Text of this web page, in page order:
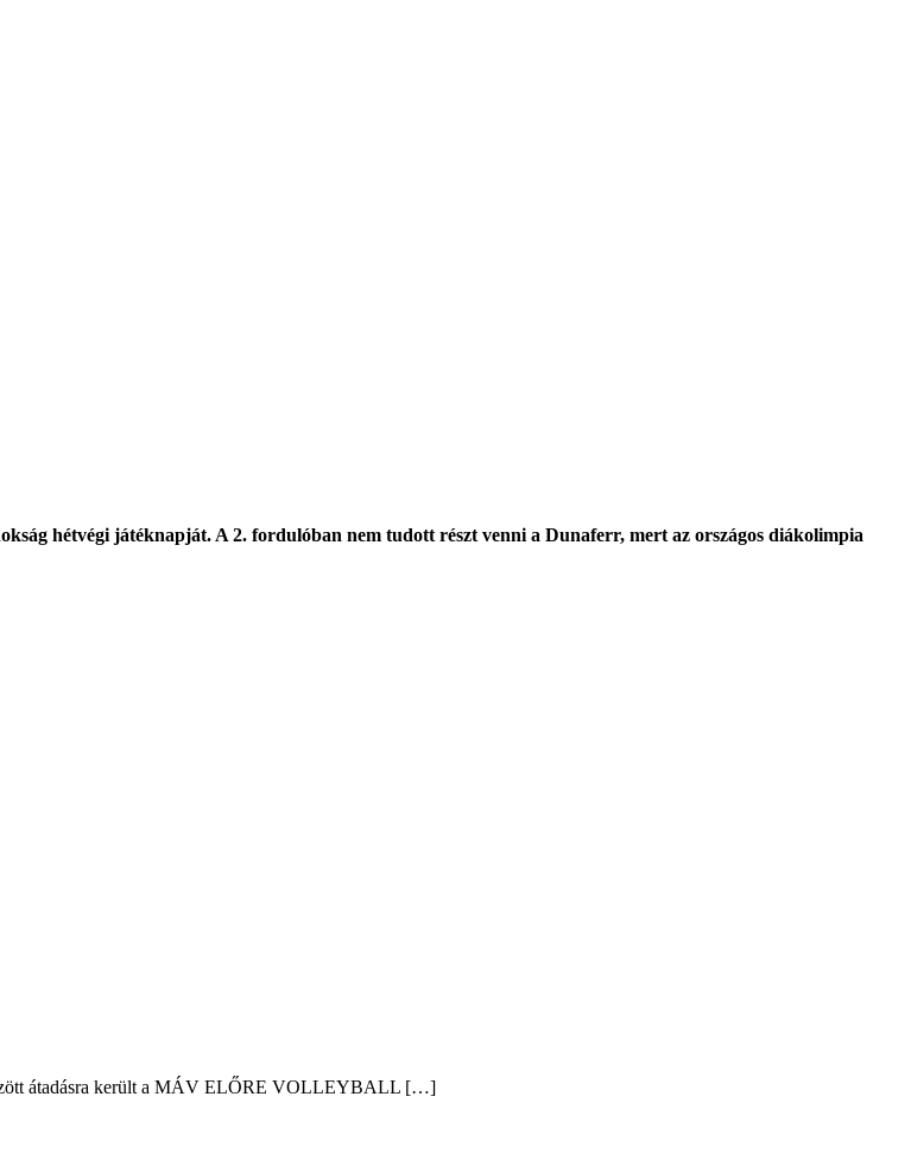
hétvégi játéknapját. A 2. fordulóban nem tudott részt venni a Dunaferr, mert az országos diákolimpia
átadásra került a MÁV ELŐRE VOLLEYBALL […]